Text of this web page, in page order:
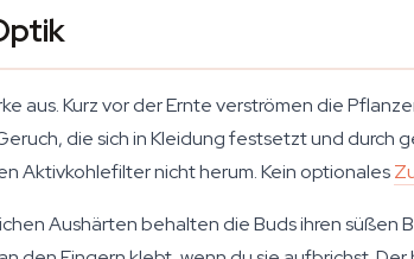
aus. Kurz vor der Ernte verströmen die
die sich in Kleidung festsetzt und durch
Aktivkohlefilter nicht herum. Kein optionales
Aushärten behalten die Buds ihren